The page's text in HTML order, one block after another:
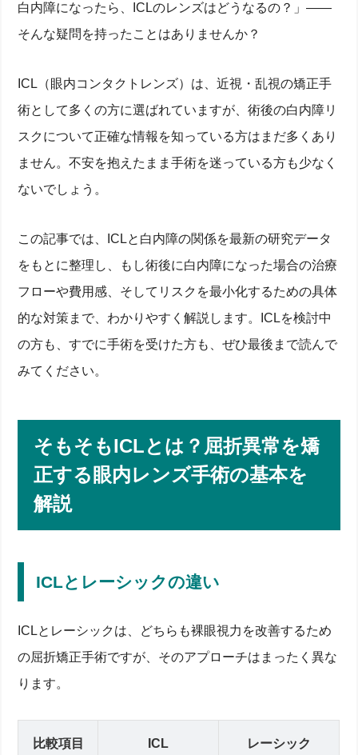
白内障になったら、ICLのレンズはどうなるの？」——
そんな疑問を持ったことはありませんか？
ICL（眼内コンタクトレンズ）は、近視・乱視の矯正手
術として多くの方に選ばれていますが、術後の白内障リ
スクについて正確な情報を知っている方はまだ多くあり
ません。不安を抱えたまま手術を迷っている方も少なく
ないでしょう。
この記事では、ICLと白内障の関係を最新の研究データ
をもとに整理し、もし術後に白内障になった場合の治療
フローや費用感、そしてリスクを最小化するための具体
的な対策まで、わかりやすく解説します。ICLを検討中
の方も、すでに手術を受けた方も、ぜひ最後まで読んで
みてください。
そもそもICLとは？屈折異常を矯
正する眼内レンズ手術の基本を
解説
ICLとレーシックの違い
ICLとレーシックは、どちらも裸眼視力を改善するため
の屈折矯正手術ですが、そのアプローチはまったく異な
ります。
比較項目 ICL レーシック